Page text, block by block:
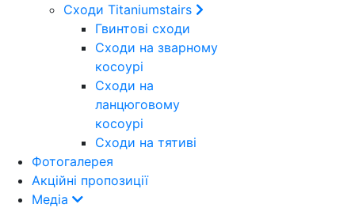
Сходи Titaniumstairs
Гвинтові сходи
Cходи на зварному
косоурі
Сходи на
ланцюговому
косоурі
Cходи на тятиві
Фотогалерея
Акційні пропозиції
Медіа